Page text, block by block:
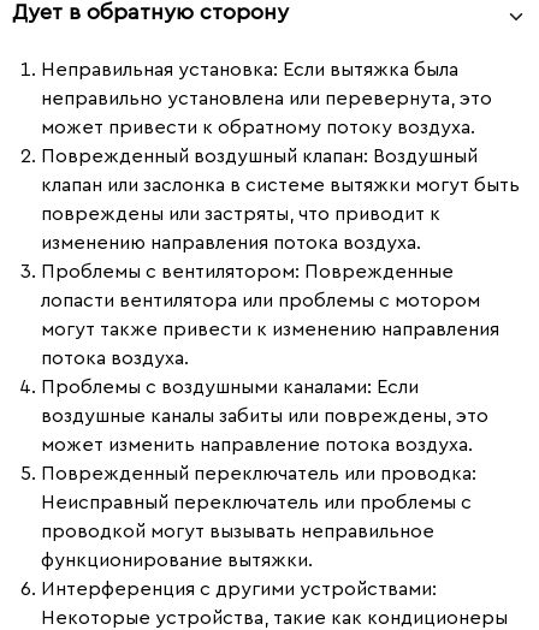
Дует в обратную сторону
Неправильная установка: Если вытяжка была
неправильно установлена или перевернута, это
может привести к обратному потоку воздуха.
Поврежденный воздушный клапан: Воздушный
клапан или заслонка в системе вытяжки могут быть
повреждены или застряты, что приводит к
изменению направления потока воздуха.
Проблемы с вентилятором: Поврежденные
лопасти вентилятора или проблемы с мотором
могут также привести к изменению направления
потока воздуха.
Проблемы с воздушными каналами: Если
воздушные каналы забиты или повреждены, это
может изменить направление потока воздуха.
Поврежденный переключатель или проводка:
Неисправный переключатель или проблемы с
проводкой могут вызывать неправильное
функционирование вытяжки.
Интерференция с другими устройствами:
Некоторые устройства, такие как кондиционеры